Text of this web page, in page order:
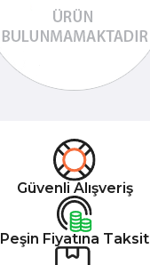
Güvenli Alışveriş
Peşin Fiyatına Taksit